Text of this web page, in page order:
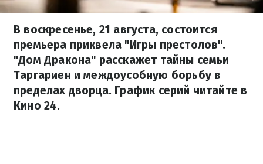
В воскресенье, 21 августа, состоится
премьера приквела "Игры престолов".
"Дом Дракона" расскажет тайны семьи
Таргариен и междоусобную борьбу в
пределах дворца. График серий читайте в
Кино 24.